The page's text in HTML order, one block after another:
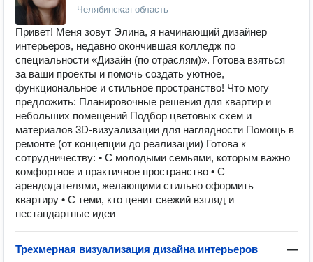
Челябинская область
Привет! Меня зовут Элина, я начинающий дизайнер
интерьеров, недавно окончившая колледж по
специальности «Дизайн (по отраслям)». Готова взяться
за ваши проекты и помочь создать уютное,
функциональное и стильное пространство! Что могу
предложить: Планировочные решения для квартир и
небольших помещений Подбор цветовых схем и
материалов 3D-визуализации для наглядности Помощь в
ремонте (от концепции до реализации) Готова к
сотрудничеству: • С молодыми семьями, которым важно
комфортное и практичное пространство • С
арендодателями, желающими стильно оформить
квартиру • С теми, кто ценит свежий взгляд и
нестандартные идеи
Трехмерная визуализация дизайна интерьеров —